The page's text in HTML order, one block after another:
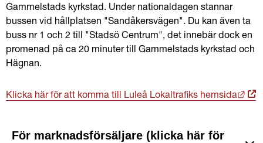
Gammelstads kyrkstad. Under nationaldagen stannar
bussen vid hållplatsen "Sandåkersvägen". Du kan även ta
buss nr 1 och 2 till "Stadsö Centrum", det innebär dock en
promenad på ca 20 minuter till Gammelstads kyrkstad och
Hägnan.
Klicka här för att komma till Luleå Lokaltrafiks hemsida
För marknadsförsäljare (klicka här för